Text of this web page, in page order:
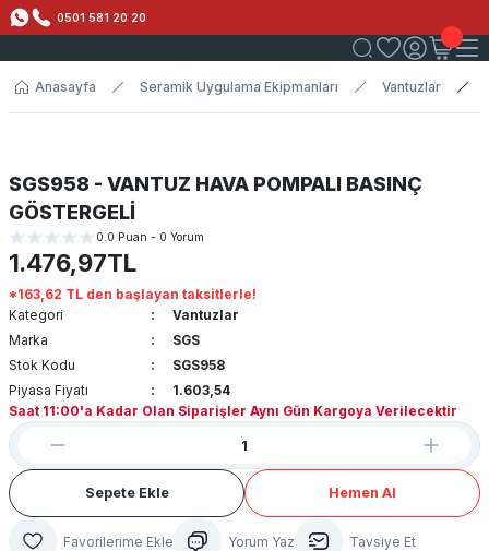
0501 581 20 20
Anasayfa Seramik Uygulama Ekipmanları Vantuzlar
SGS958 - VANTUZ HAVA POMPALI BASINÇ
GÖSTERGELİ
0.0 Puan - 0 Yorum
1.476,97TL
*163,62 TL den başlayan taksitlerle!
Kategori
Vantuzlar
Marka
SGS
Stok Kodu
SGS958
Piyasa Fiyatı
1.603,54
Saat 11:00'a Kadar Olan Siparişler Aynı Gün Kargoya Verilecektir
Sepete Ekle Hemen Al
Yorum Yaz Tavsiye Et